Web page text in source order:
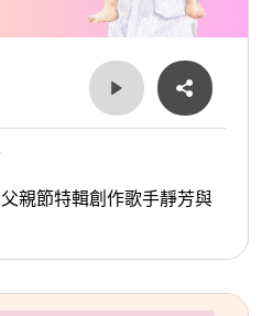
親節特輯創作歌手靜芳與